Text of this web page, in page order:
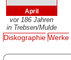
April
vor 186 Jahren
in Trebsen/Mulde
Diskographie Werke